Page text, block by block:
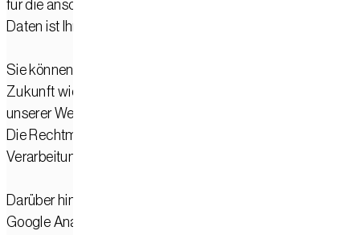
für die anschließende Verarbeitung personenbezogener
Daten ist Ihre Einwilligung gemäß Art. 6 Abs. 1 lit. a DSGVO.
Sie können Ihre Einwilligung jederzeit mit Wirkung für die
Zukunft widerrufen, indem Sie die Cookie-Einstellungen
unserer Website erneut aufrufen und Ihre Auswahl ändern.
Die Rechtmäßigkeit der bis zum Widerruf erfolgten
Verarbeitung bleibt hiervon unberührt.
Darüber hinaus können Sie die Erfassung Ihrer Daten durch
Google Analytics verhindern, indem Sie das von Google